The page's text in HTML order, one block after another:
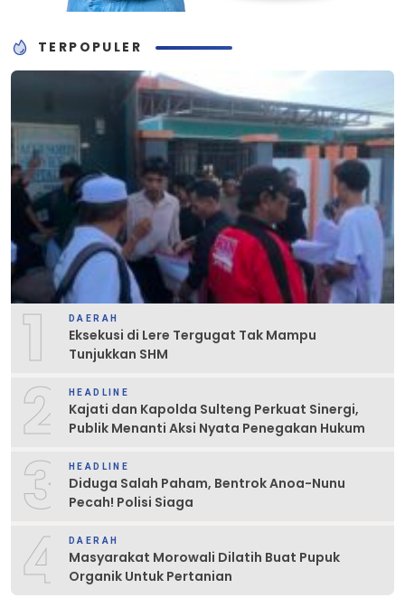
TERPOPULER
1 DAERAH
Eksekusi di Lere Tergugat Tak Mampu
Tunjukkan SHM
2 HEADLINE
Kajati dan Kapolda Sulteng Perkuat Sinergi,
Publik Menanti Aksi Nyata Penegakan Hukum
3 HEADLINE
Diduga Salah Paham, Bentrok Anoa-Nunu
Pecah! Polisi Siaga
4 DAERAH
Masyarakat Morowali Dilatih Buat Pupuk
Organik Untuk Pertanian